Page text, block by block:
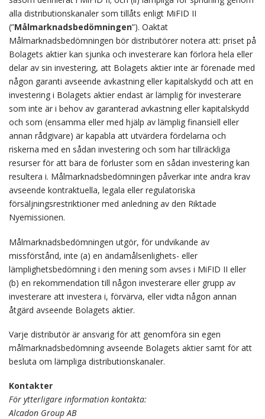
alla distributionskanaler som tillåts enligt MiFID II
(”Målmarknadsbedömningen”). Oaktat
Målmarknadsbedömningen bör distributörer notera att: priset på
Bolagets aktier kan sjunka och investerare kan förlora hela eller
delar av sin investering, att Bolagets aktier inte är förenade med
någon garanti avseende avkastning eller kapitalskydd och att en
investering i Bolagets aktier endast är lämplig för investerare
som inte är i behov av garanterad avkastning eller kapitalskydd
och som (ensamma eller med hjälp av lämplig finansiell eller
annan rådgivare) är kapabla att utvärdera fördelarna och
riskerna med en sådan investering och som har tillräckliga
resurser för att bära de förluster som en sådan investering kan
resultera i. Målmarknadsbedömningen påverkar inte andra krav
avseende kontraktuella, legala eller regulatoriska
försäljningsrestriktioner med anledning av den Riktade
Nyemissionen.
Målmarknadsbedömningen utgör, för undvikande av
missförstånd, inte (a) en ändamålsenlighets- eller
lämplighetsbedömning i den mening som avses i MiFID II eller
(b) en rekommendation till någon investerare eller grupp av
investerare att investera i, förvärva, eller vidta någon annan
åtgärd avseende Bolagets aktier.
Varje distributör är ansvarig för att genomföra sin egen
målmarknadsbedömning avseende Bolagets aktier samt för att
besluta om lämpliga distributionskanaler.
Kontakter
För ytterligare information kontakta:
Alcadon Group AB